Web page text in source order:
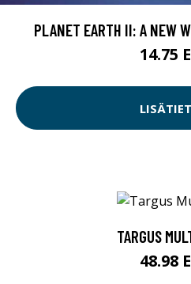
PLANET EARTH II: A NEW
14.75
TARGUS
48.98